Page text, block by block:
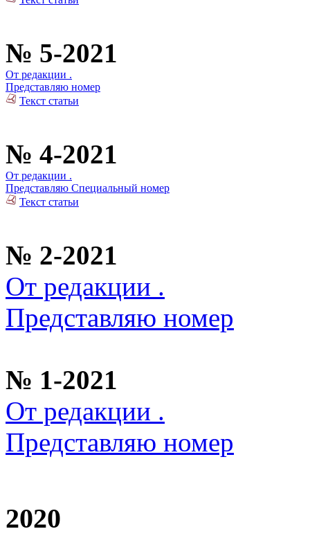
№ 5-2021
От редакции .
Представляю номер
Текст статьи
№ 4-2021
От редакции .
Представляю Специальный номер
Текст статьи
№ 2-2021
От редакции .
Представляю номер
№ 1-2021
От редакции .
Представляю номер
2020